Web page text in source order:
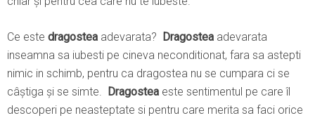
Ce este dragostea adevarata? Dragostea adevarata
inseamna sa iubesti pe cineva neconditionat, fara sa astepti
nimic in schimb, pentru ca dragostea nu se cumpara ci se
câștiga și se simte.
Dragostea este sentimentul pe care îl
descoperi pe neasteptate si pentru care merita sa faci orice